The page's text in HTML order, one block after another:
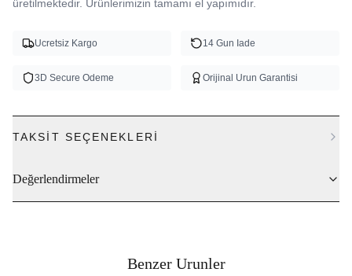
üretilmektedir. Ürünlerimizin tamamı el yapımıdır.
Ucretsiz Kargo 14 Gun Iade
3D Secure Odeme Orijinal Urun Garantisi
TAKSIT SEÇENEKLERI
Değerlendirmeler
Benzer Urunler